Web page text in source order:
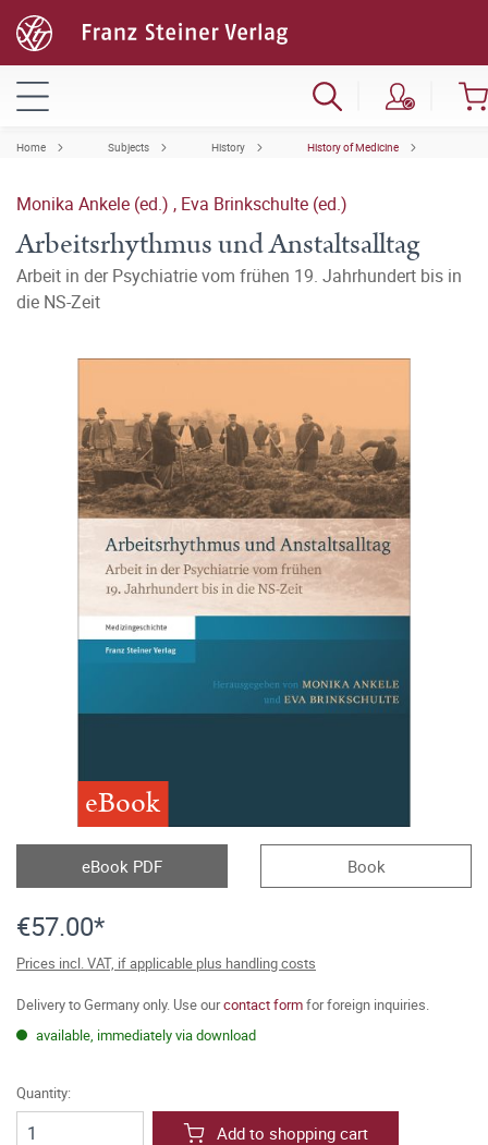
Home Subjects History History of Medicine
Monika Ankele (ed.) , Eva Brinkschulte (ed.)
Arbeitsrhythmus und Anstaltsalltag
Arbeit in der Psychiatrie vom frühen 19. Jahrhundert bis in
die NS-Zeit
eBook
eBook PDF Book
€57.00*
Prices incl. VAT, if applicable plus handling costs
Delivery to Germany only. Use ourcontact formfor foreign inquiries.
available, immediately via download
Quantity:
Add to shopping cart